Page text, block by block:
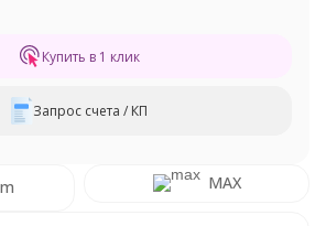
Купить в 1 клик
Запрос счета / КП
MAX